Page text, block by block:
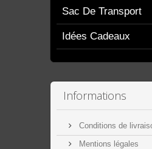
Sac De Transport
Idées Cadeaux
Informations
Conditions de
Mentions légales